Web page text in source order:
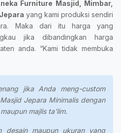
Furniture Masjid, Mimbar,
yang kami produksi sendiri
Maka dari itu harga yang
jika dibandingkan harga
anda. “Kami tidak membuka
jika Anda meng-custom
Jepara Minimalis dengan
majlis ta’lim.
desain maupun ukuran yang